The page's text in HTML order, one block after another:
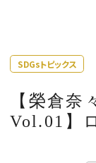
LIFESTYLE
CULTURE
SDGsトピックス
【榮倉奈
Vol.01】